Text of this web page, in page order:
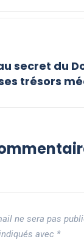
secret du
trésors
ne sera pas
avec *